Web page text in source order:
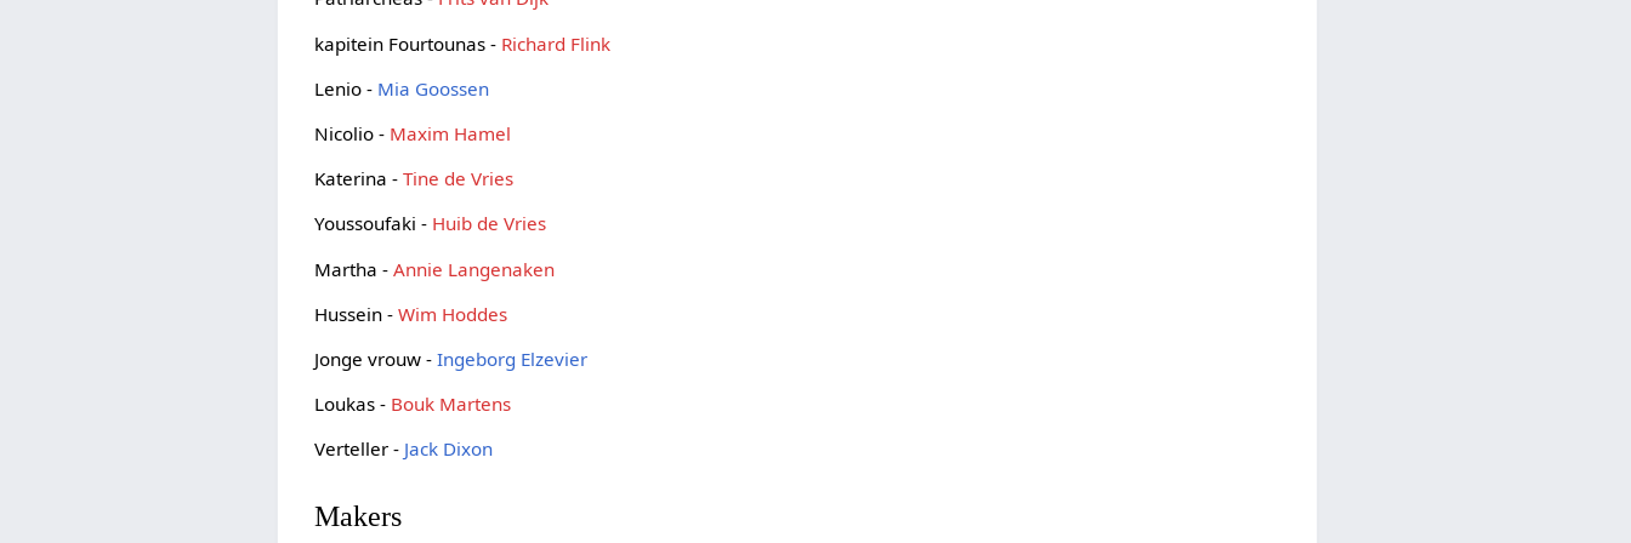
kapitein Fourtounas - Richard Flink
Lenio - Mia Goossen
Nicolio - Maxim Hamel
Katerina -Tine de Vries
Youssoufaki - Huib de Vries
Martha -Annie Langenaken
Hussein -Wim Hoddes
Jonge vrouw -Ingeborg Elzevier
Loukas - Bouk Martens
Verteller - Jack Dixon
Makers